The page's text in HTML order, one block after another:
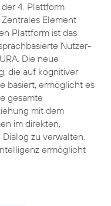
4. Plattform
Element
Plattform ist das
Nutzer-
Die neue
die auf kognitiver
basiert, ermöglicht es
gesamte
mit dem
im direkten,
zu verwalten.
ermöglicht